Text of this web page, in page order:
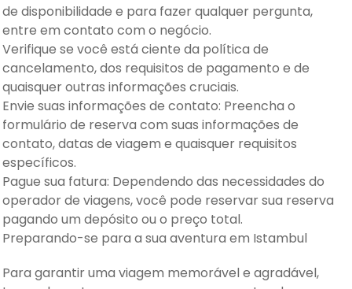
de disponibilidade e para fazer qualquer pergunta,
entre em contato com o negócio.
Verifique se você está ciente da política de
cancelamento, dos requisitos de pagamento e de
quaisquer outras informações cruciais.
Envie suas informações de contato: Preencha o
formulário de reserva com suas informações de
contato, datas de viagem e quaisquer requisitos
específicos.
Pague sua fatura: Dependendo das necessidades do
operador de viagens, você pode reservar sua reserva
pagando um depósito ou o preço total.
Preparando-se para a sua aventura em Istambul
Para garantir uma viagem memorável e agradável,